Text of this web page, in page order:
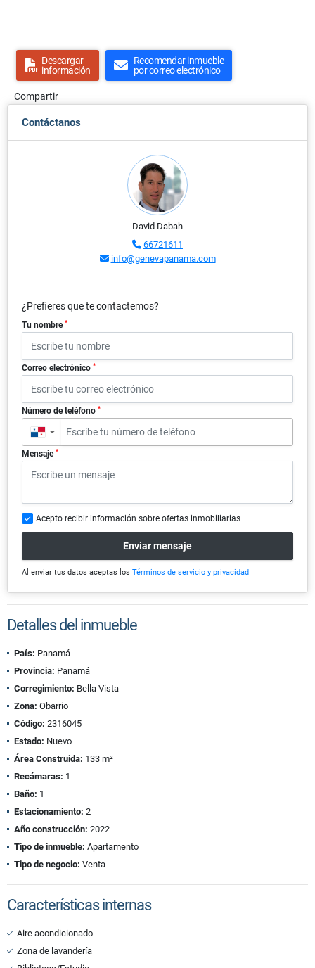
Descargar
información
Recomendar inmueble
por correo electrónico
Compartir
Contáctanos
David Dabah
66721611
info@genevapanama.com
¿Prefieres que te contactemos?
Tu nombre *
Correo electrónico *
Número de teléfono *
▼
Mensaje *
Acepto recibir información sobre ofertas inmobiliarias
Enviar mensaje
Al enviar tus datos aceptas los Términos de servicio y privacidad
Detalles del inmueble
País: Panamá
Provincia: Panamá
Corregimiento: Bella Vista
Zona: Obarrio
Código: 2316045
Estado: Nuevo
Área Construida: 133 m²
Recámaras: 1
Baño: 1
Estacionamiento: 2
Año construcción: 2022
Tipo de inmueble: Apartamento
Tipo de negocio: Venta
Características internas
Aire acondicionado
Zona de lavandería